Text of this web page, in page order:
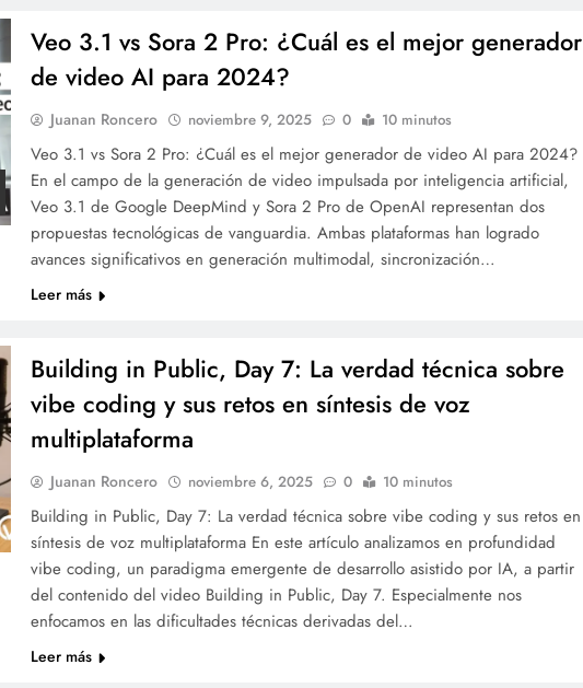
Veo 3.1 vs Sora 2 Pro: ¿Cuál es el mejor generador
de video AI para 2024?
Juanan Roncero noviembre 9, 2025 0 10 minutos
Veo 3.1 vs Sora 2 Pro: ¿Cuál es el mejor generador de video AI para 2024?
En el campo de la generación de video impulsada por inteligencia artificial,
Veo 3.1 de Google DeepMind y Sora 2 Pro de OpenAI representan dos
propuestas tecnológicas de vanguardia. Ambas plataformas han logrado
avances significativos en generación multimodal, sincronización…
Leer más
Building in Public, Day 7: La verdad técnica sobre
vibe coding y sus retos en síntesis de voz
multiplataforma
Juanan Roncero noviembre 6, 2025 0 10 minutos
Building in Public, Day 7: La verdad técnica sobre vibe coding y sus retos en
síntesis de voz multiplataforma En este artículo analizamos en profundidad
vibe coding, un paradigma emergente de desarrollo asistido por IA, a partir
del contenido del video Building in Public, Day 7. Especialmente nos
enfocamos en las dificultades técnicas derivadas del…
Leer más